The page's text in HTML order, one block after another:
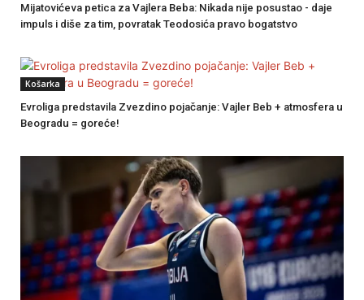
Mijatovićeva petica za Vajlera Beba: Nikada nije posustao - daje
impuls i diše za tim, povratak Teodosića pravo bogatstvo
Košarka
Evroliga predstavila Zvezdino pojačanje: Vajler Beb + atmosfera u
Beogradu = goreće!